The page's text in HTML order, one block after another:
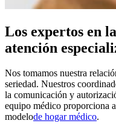
Los expertos en
atención
Nos tomamos nuestra
seriedad. Nuestros
la comunicación y
equipo médico proporciona
modelode hogar médico.